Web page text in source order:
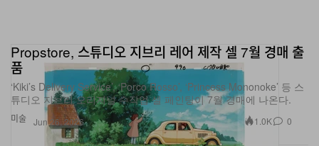
미술
Propstore, 스튜디오 지브리 레어 제작 셀 7월 경매 출
품
‘Kiki’s Delivery Service’, ‘Porco Rosso’, ‘Princess Mononoke’ 등 스
튜디오 지브리 오리지널 수작업 셀 페인팅이 7월 경매에 나온다.
Jun 26, 2026 1.0K 0